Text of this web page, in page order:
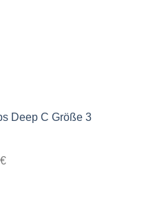
Deep C Größe 3
€